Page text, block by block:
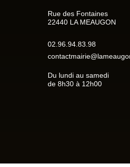
Rue des Fontaines
22440 LA MEAUGON
02.96.94.83.98
Du lundi au samedi
de 8h30 à 12h00